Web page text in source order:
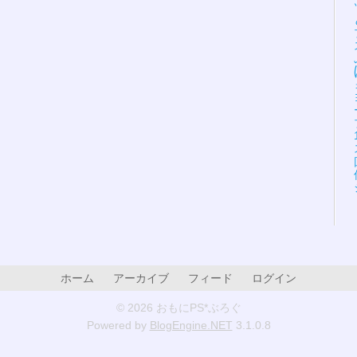
ホーム アーカイブ フィード ログイン
© 2026 おもにPS*ぶろぐ
Powered by BlogEngine.NET 3.1.0.8